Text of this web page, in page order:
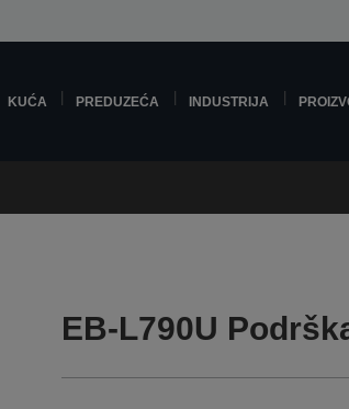
KUĆA PREDUZEĆA INDUSTRIJA
EB-L790U